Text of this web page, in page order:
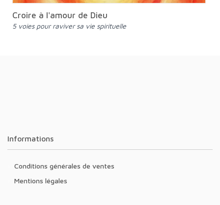
Croire à l'amour de Dieu
5 voies pour raviver sa vie spirituelle
Informations
Conditions générales de ventes
Mentions légales